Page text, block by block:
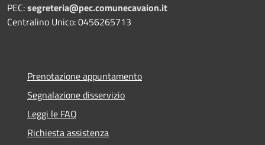
PEC:segreteria@pec.comunecavaion.it
Centralino Unico: 0456265713
Prenotazione appuntamento
Segnalazione disservizio
Leggi le FAQ
Richiesta assistenza